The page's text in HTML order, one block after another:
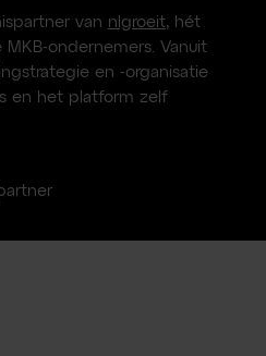
van nlgroeit, hét
ondernemers. Vanuit
en -organisatie
en het platform zelf